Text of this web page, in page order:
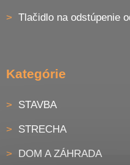
Tlačidlo na odstúpenie
Kategórie
STAVBA
STRECHA
DOM A ZÁHRADA